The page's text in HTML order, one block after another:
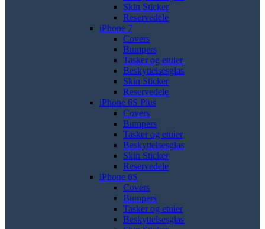
Skin Sticker
Reservedele
iPhone 7
Covers
Bumpers
Tasker og etuier
Beskyttelsesglas
Skin Sticker
Reservedele
iPhone 6S Plus
Covers
Bumpers
Tasker og etuier
Beskyttelsesglas
Skin Sticker
Reservedele
iPhone 6S
Covers
Bumpers
Tasker og etuier
Beskyttelsesglas